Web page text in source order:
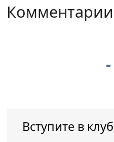
Комментарии
Вступите в